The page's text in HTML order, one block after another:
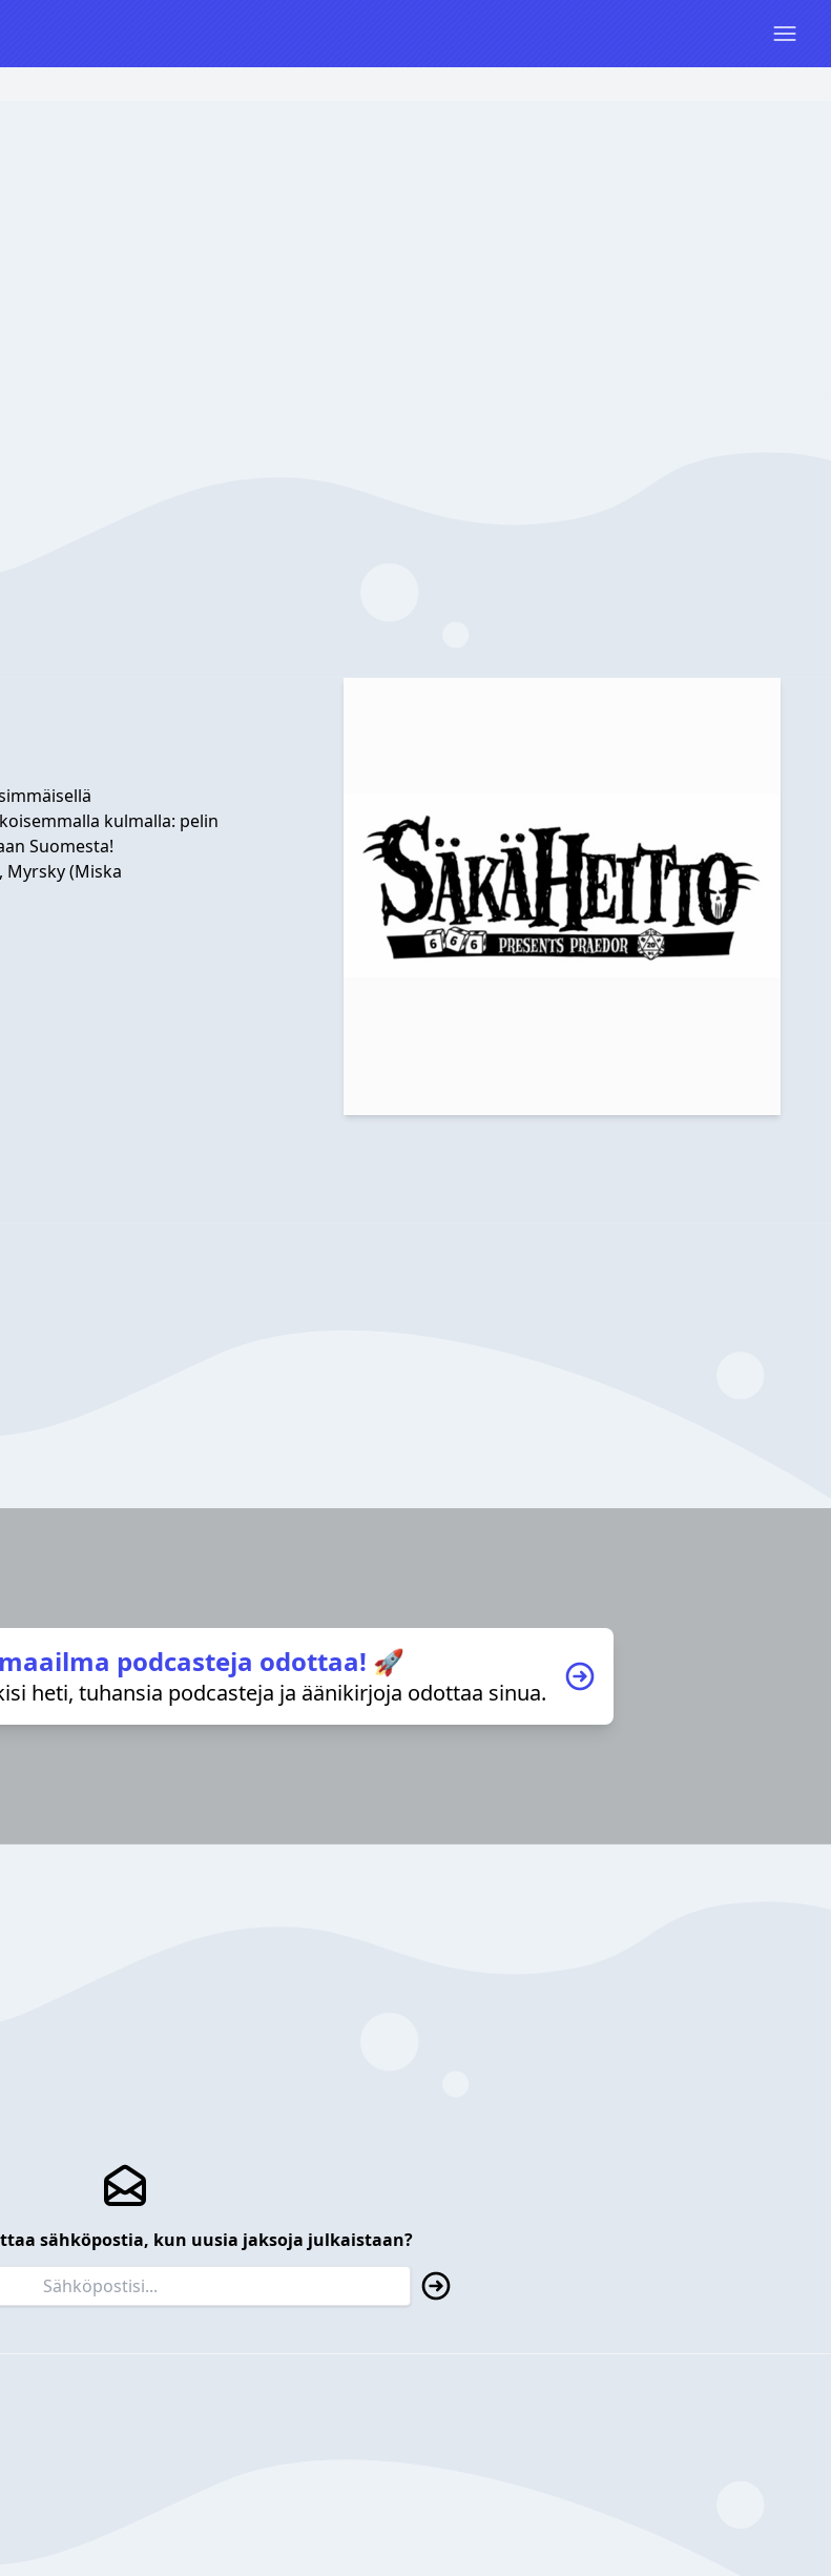
kulmalla: pelin
Suomesta!
Myrsky (Miska
podcasteja odottaa! 🚀
heti, tuhansia podcasteja ja äänikirjoja odottaa sinua.
sähköpostia, kun uusia jaksoja julkaistaan?